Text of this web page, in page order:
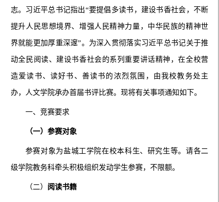
志。习近平总书记指出“要提倡多读书，建设书香社会，不断
提升人民思想境界、增强人民精神力量，中华民族的精神世
界就能更加厚重深邃”。为深入贯彻落实习近平总书记关于推
动全民阅读、建设书香社会的系列重要讲话精神，在全校营
造爱读书、读好书、善读书的浓烈氛围，由我校教务处主
办，人文学院承办首届书评比赛。现将有关事项通知如下。
一、竞赛要求
（一）参赛对象
参赛对象为盐城工学院在校本科生、研究生等。请各二
级学院教务科牵头积极组织发动学生参赛，不限额。
（二） 阅读书籍